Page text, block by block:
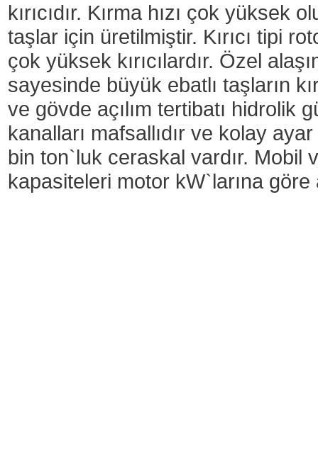
kırıcıdır. Kırma hızı çok yüksek
taşlar için üretilmiştir. Kırıcı tipi
çok yüksek kırıcılardır. Özel
sayesinde büyük ebatlı taşların
ve gövde açılım tertibatı hidrolik
kanalları mafsallıdır ve kolay
bin ton`luk ceraskal vardır. Mobil
kapasiteleri motor kW`larına göre